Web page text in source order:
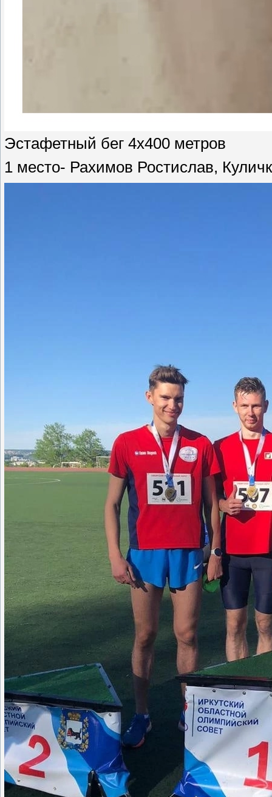
Эстафетный бег 4х400 метров
1 место- Рахимов Ростислав,